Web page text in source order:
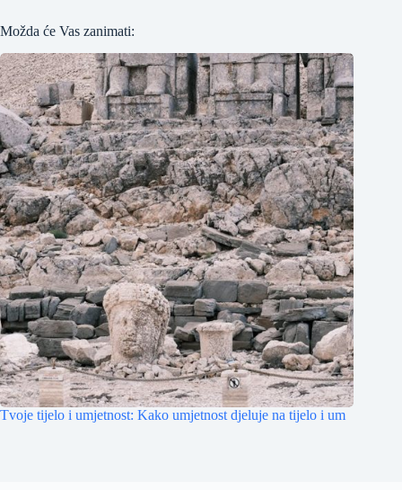
Možda će Vas zanimati:
Tvoje tijelo i umjetnost: Kako umjetnost djeluje na tijelo i um